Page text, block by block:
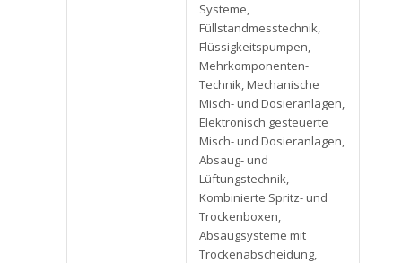
Systeme,
Füllstandmesstechnik,
Flüssigkeitspumpen,
Mehrkomponenten-
Technik, Mechanische
Misch- und Dosieranlagen,
Elektronisch gesteuerte
Misch- und Dosieranlagen,
Absaug- und
Lüftungstechnik,
Kombinierte Spritz- und
Trockenboxen,
Absaugsysteme mit
Trockenabscheidung,